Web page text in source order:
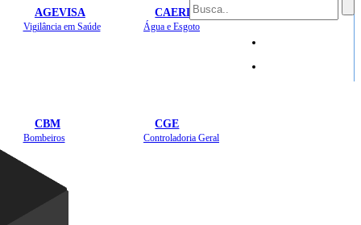
AGEVISA
Vigilância em Saúde
CAERD
Água e Esgoto
CBM
Bombeiros
CGE
Controladoria Geral
Mapa do Site